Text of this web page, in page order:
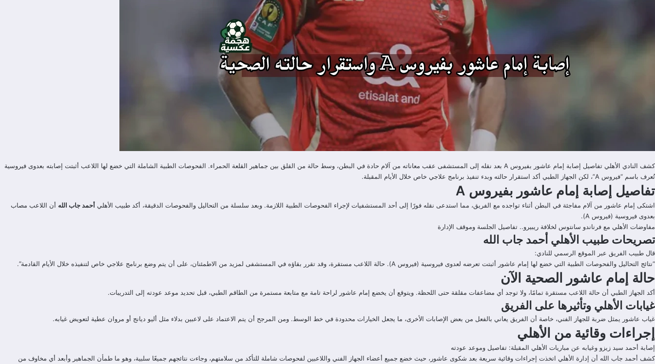
كشف النادي الأهلي تفاصيل إصابة إمام عاشور بفيروس A بعد نقله إلى المستشفى عقب معاناته من آلام حادة في البطن، وسط حالة من القلق بين جماهير القلعة الحمراء. الفحوصات الطبية الشاملة التي خضع لها اللاعب أثبتت إصابته بعدوى فيروسية
تُعرف باسم “فيروس A”، لكن الجهاز الطبي أكد استقرار حالته وبدء تنفيذ برنامج علاجي خاص خلال الأيام المقبلة.
تفاصيل إصابة إمام عاشور بفيروس A
اشتكى إمام عاشور من آلام مفاجئة في البطن أثناء تواجده مع الفريق، مما استدعى نقله فورًا إلى أحد المستشفيات لإجراء الفحوصات الطبية اللازمة. وبعد سلسلة من التحاليل والفحوصات الدقيقة، أكد طبيب الأهلي أحمد جاب الله أن اللاعب مصاب
بعدوى فيروسية (فيروس A).
مفاوضات الأهلي مع فرناندو سانتوس لخلافة ريبيرو.. تفاصيل الجلسة وموقف الإدارة
تصريحات طبيب الأهلي أحمد جاب الله
قال طبيب الفريق عبر الموقع الرسمي للنادي:
“نتائج التحاليل والفحوصات الطبية التي خضع لها إمام عاشور أثبتت تعرضه لعدوى فيروسية (فيروس A). حالة اللاعب مستقرة، وقد تقرر بقاؤه في المستشفى لمزيد من الاطمئنان، على أن يتم وضع برنامج علاجي خاص لتنفيذه خلال الأيام القادمة”.
حالة إمام عاشور الصحية الآن
أكد الجهاز الطبي أن حالة اللاعب مستقرة تمامًا، ولا توجد أي مضاعفات مقلقة حتى اللحظة. ويتوقع أن يخضع إمام عاشور لراحة تامة مع متابعة مستمرة من الطاقم الطبي، قبل تحديد موعد عودته إلى التدريبات.
غيابات الأهلي وتأثيرها على الفريق
غياب عاشور يمثل ضربة للجهاز الفني، خاصة أن الفريق يعاني بالفعل من بعض الإصابات الأخرى، ما يجعل الخيارات محدودة في خط الوسط. ومن المرجح أن يتم الاعتماد على لاعبين بدلاء مثل أليو ديانج أو مروان عطية لتعويض غيابه.
إجراءات وقائية من الأهلي
إصابة أحمد سيد زيزو وغيابه عن مباريات الأهلي المقبلة: تفاصيل وموعد عودته
كشف أحمد جاب الله أن إدارة الأهلي اتخذت إجراءات وقائية سريعة بعد شكوى عاشور، حيث خضع جميع أعضاء الجهاز الفني واللاعبين لفحوصات شاملة للتأكد من سلامتهم، وجاءت نتائجهم جميعًا سلبية، وهو ما طمأن الجماهير وأبعد أي مخاوف من